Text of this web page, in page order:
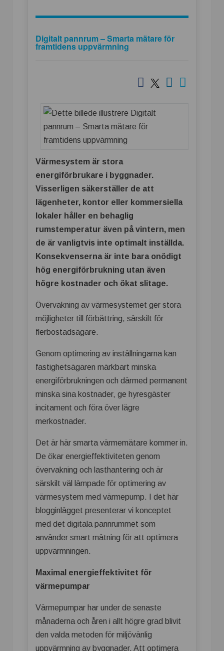
Digitalt pannrum – Smarta mätare för
framtidens uppvärmning
Värmesystem är stora
energiförbrukare i byggnader.
Visserligen säkerställer de att
lägenheter, kontor eller kommersiella
lokaler håller en behaglig
rumstemperatur även på vintern, men
de är vanligtvis inte optimalt inställda.
Konsekvenserna är inte bara onödigt
hög energiförbrukning utan även
högre kostnader och ökat slitage.
Övervakning av värmesystemet ger stora
möjligheter till förbättring, särskilt för
flerbostadsägare.
Genom optimering av inställningarna kan
fastighetsägaren märkbart minska
energiförbrukningen och därmed permanent
minska sina kostnader, ge hyresgäster
incitament och föra över lägre
merkostnader.
Det är här smarta värmemätare kommer in.
De ökar energieffektiviteten genom
övervakning och lasthantering och är
särskilt väl lämpade för optimering av
värmesystem med värmepump. I det här
blogginlägget presenterar vi konceptet
med det digitala pannrummet som
använder smart mätning för att optimera
uppvärmningen.
Maximal energieffektivitet för
värmepumpar
Värmepumpar har under de senaste
månaderna och åren i allt högre grad blivit
den valda metoden för miljövänlig
uppvärmning av byggnader. Att optimera